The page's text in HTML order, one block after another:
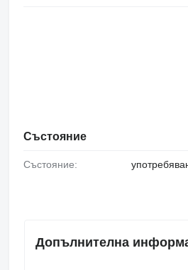
Състояние
Състояние:
Допълнителна